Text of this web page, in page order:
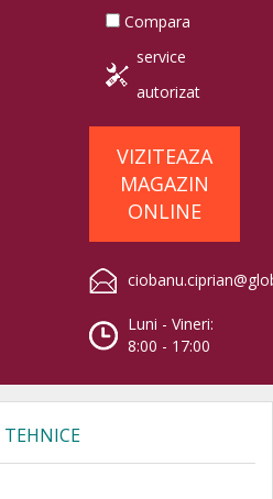
Compara
service
autorizat
VIZITEAZA
MAGAZIN
ONLINE
Luni - Vineri:
8:00 - 17:00